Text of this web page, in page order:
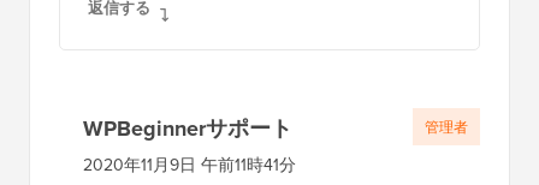
返信する
WPBeginnerサポート
2020年11月9日 午前11時41分
管理者